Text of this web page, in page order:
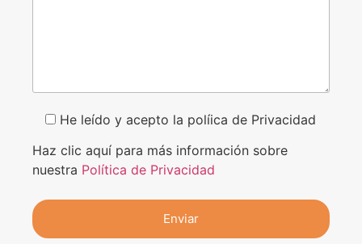
He leído y acepto la políica de Privacidad
Haz clic aquí para más información sobre
nuestra Política de Privacidad